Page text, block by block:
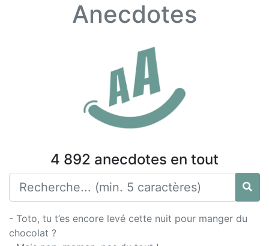
Anecdotes
4 892 anecdotes en tout
- Toto, tu t’es encore levé cette nuit pour manger du
chocolat ?